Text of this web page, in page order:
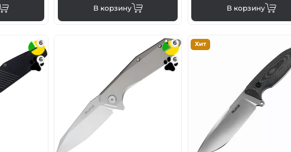
В корзину В корзину
6
6
6
6
Хит